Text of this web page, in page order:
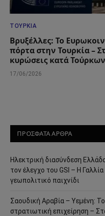
ΤΟΥΡΚΊΑ
Βρυξέλλες: Το
πόρτα στην Τουρκία –
κυρώσεις κατά
17/06/2026
ΠΡΟΣΦΑΤΑ ΑΡΘΡΑ
Ηλεκτρική διασύνδεση
τον έλεγχο του GSI – Η
γεωπολιτικό παιχνίδι
Σαουδική Αραβία – Υεμένη:
στρατιωτική επιχείρηση –